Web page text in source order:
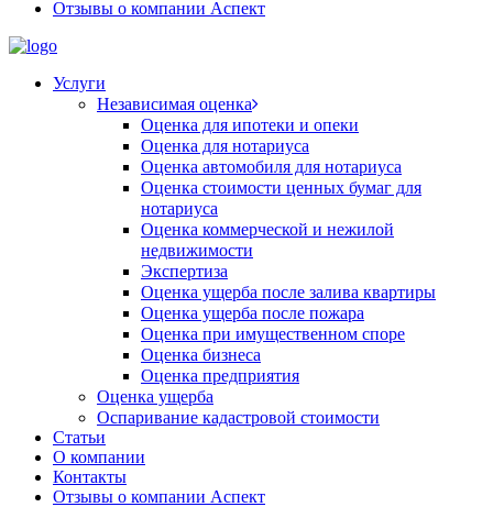
Отзывы о компании Аспект
Услуги
Независимая оценка
Оценка для ипотеки и опеки
Оценка для нотариуса
Оценка автомобиля для нотариуса
Оценка стоимости ценных бумаг для
нотариуса
Оценка коммерческой и нежилой
недвижимости
Экспертиза
Оценка ущерба после залива квартиры
Оценка ущерба после пожара
Оценка при имущественном споре
Оценка бизнеса
Оценка предприятия
Оценка ущерба
Оспаривание кадастровой стоимости
Статьи
О компании
Контакты
Отзывы о компании Аспект